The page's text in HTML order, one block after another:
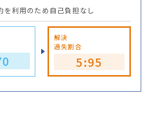
を利用のため自己負担なし
解決
過失割合
5:95